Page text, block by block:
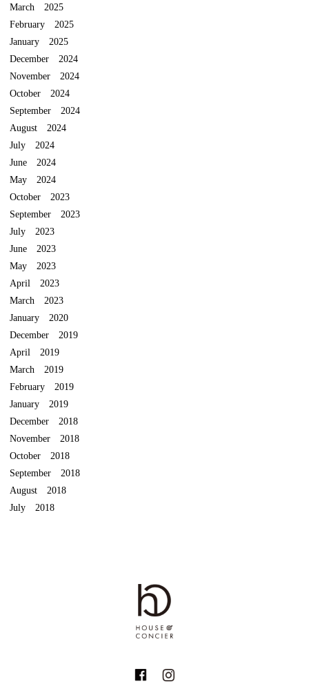
March 2025
February 2025
January 2025
December 2024
November 2024
October 2024
September 2024
August 2024
July 2024
June 2024
May 2024
October 2023
September 2023
July 2023
June 2023
May 2023
April 2023
March 2023
January 2020
December 2019
April 2019
March 2019
February 2019
January 2019
December 2018
November 2018
October 2018
September 2018
August 2018
July 2018